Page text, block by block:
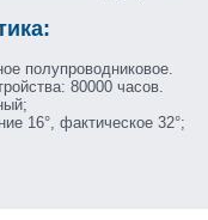
полупроводниковое.
80000 часов.
16°, фактическое 32°;